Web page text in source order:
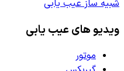
شبیه ساز عیب یابی
ویدیو های عیب یابی
موتور